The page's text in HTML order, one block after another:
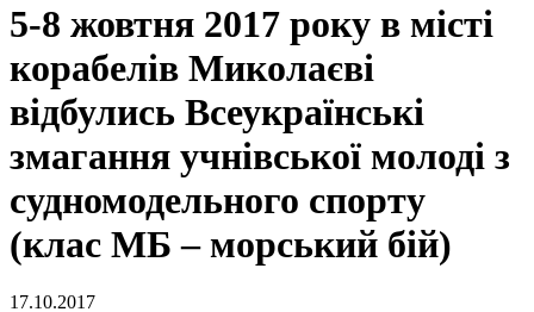
5-8 жовтня 2017 року в місті
корабелів Миколаєві
відбулись Всеукраїнські
змагання учнівської молоді з
судномодельного спорту
(клас МБ – морський бій)
17.10.2017